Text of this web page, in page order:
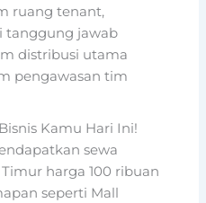
ruang tenant,
tanggung jawab
distribusi utama
pengawasan tim
Kamu Hari Ini!
sewa
harga 100 ribuan
seperti Mall